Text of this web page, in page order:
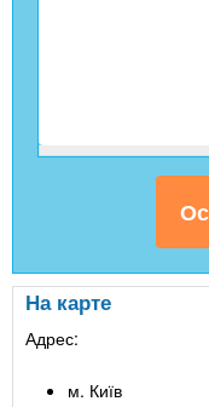
На карте
Адрес:
м. Київ